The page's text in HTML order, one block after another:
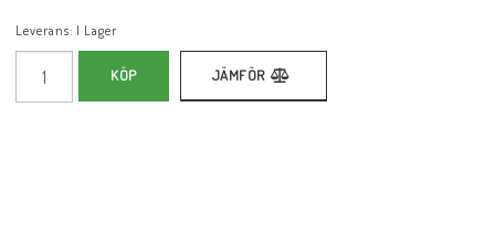
Leverans: I Lager
KÖP JÄMFÖR